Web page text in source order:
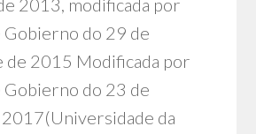
2013, modificada por
Gobierno do 29 de
de 2015 Modificada por
Gobierno do 23 de
da